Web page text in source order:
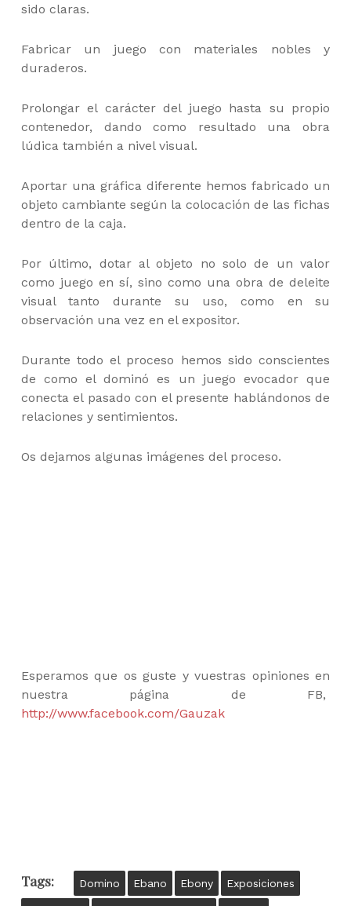
sido claras.
Fabricar un juego con materiales nobles y
duraderos.
Prolongar el carácter del juego hasta su propio
contenedor, dando como resultado una obra
lúdica también a nivel visual.
Aportar una gráfica diferente hemos fabricado un
objeto cambiante según la colocación de las fichas
dentro de la caja.
Por último, dotar al objeto no solo de un valor
como juego en sí, sino como una obra de deleite
visual tanto durante su uso, como en su
observación una vez en el expositor.
Durante todo el proceso hemos sido conscientes
de como el dominó es un juego evocador que
conecta el pasado con el presente hablándonos de
relaciones y sentimientos.
Os dejamos algunas imágenes del proceso.
Esperamos que os guste y vuestras opiniones en
nuestra página de FB,
http://www.facebook.com/Gauzak
Tags: Domino Ebano Ebony Exposiciones